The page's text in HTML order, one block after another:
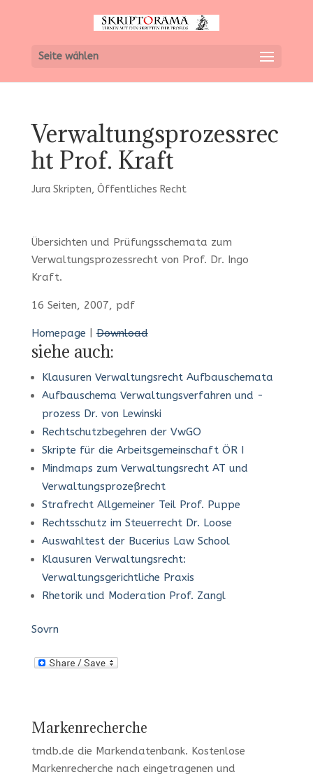
Seite wählen
Verwaltungsprozessrec
ht Prof. Kraft
Jura Skripten, Öffentliches Recht
Übersichten und Prüfungsschemata zum
Verwaltungsprozessrecht von Prof. Dr. Ingo
Kraft.
16 Seiten, 2007, pdf
Homepage |Download
siehe auch:
Klausuren Verwaltungsrecht Aufbauschemata
Aufbauschema Verwaltungsverfahren und -
prozess Dr. von Lewinski
Rechtschutzbegehren der VwGO
Skripte für die Arbeitsgemeinschaft ÖR I
Mindmaps zum Verwaltungsrecht AT und
Verwaltungsprozeßrecht
Strafrecht Allgemeiner Teil Prof. Puppe
Rechtsschutz im Steuerrecht Dr. Loose
Auswahltest der Bucerius Law School
Klausuren Verwaltungsrecht:
Verwaltungsgerichtliche Praxis
Rhetorik und Moderation Prof. Zangl
Sovrn
Markenrecherche
tmdb.de die Markendatenbank. Kostenlose
Markenrecherche nach eingetragenen und